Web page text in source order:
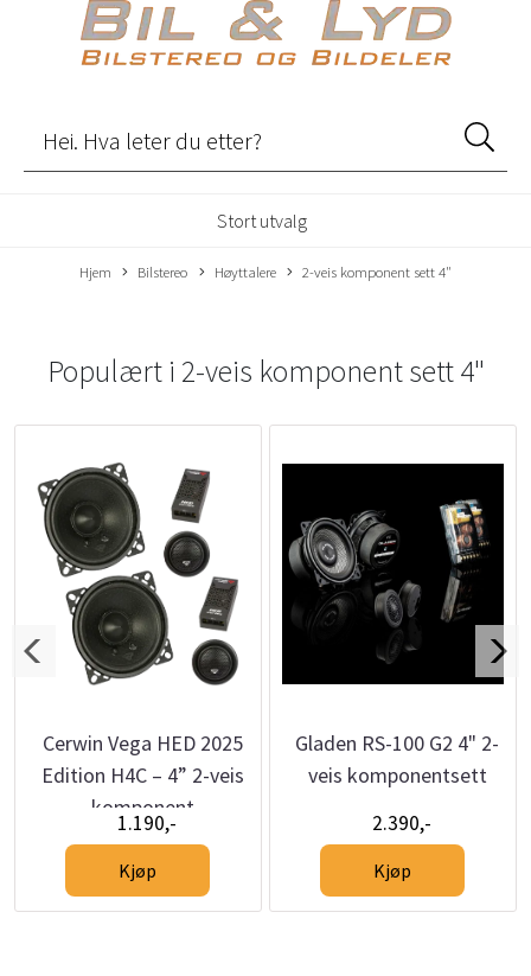
Stort utvalg
Hjem Bilstereo Høyttalere 2-veis komponent sett 4"
Populært i 2-veis komponent sett 4"
Cerwin Vega HED 2025
Edition H4C – 4” 2-veis
komponent
høyttalersett
1.190,-
Kjøp
Gladen RS-100 G2 4" 2-
veis komponentsett
2.390,-
Kjøp